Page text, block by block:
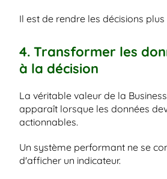
Il est de rendre les décisions plus
4. Transformer les
à la décision
La véritable valeur de la
apparaît lorsque les données
actionnables.
Un système performant ne se
d'afficher un indicateur.